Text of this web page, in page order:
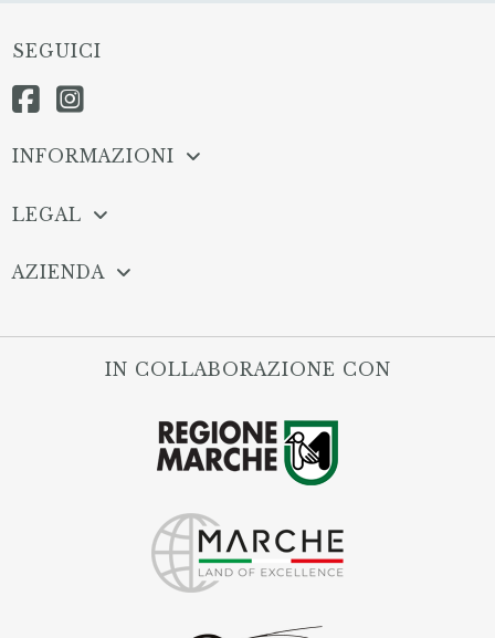
SEGUICI
INFORMAZIONI
LEGAL
AZIENDA
IN COLLABORAZIONE CON